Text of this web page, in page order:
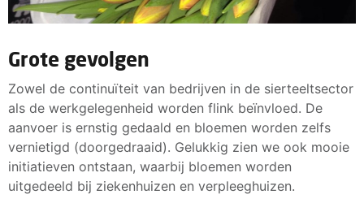
Grote gevolgen
Zowel de continuïteit van bedrijven in de sierteeltsector
als de werkgelegenheid worden flink beïnvloed. De
aanvoer is ernstig gedaald en bloemen worden zelfs
vernietigd (doorgedraaid). Gelukkig zien we ook mooie
initiatieven ontstaan, waarbij bloemen worden
uitgedeeld bij ziekenhuizen en verpleeghuizen.